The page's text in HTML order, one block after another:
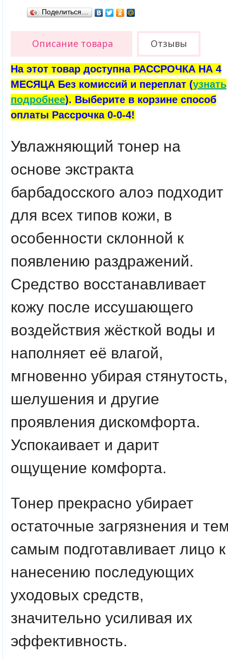
Поделиться…
Описание товара Отзывы
На этот товар доступна РАССРОЧКА НА 4
МЕСЯЦА Без комиссий и переплат (узнать
подробнее). Выберите в корзине способ
оплаты Рассрочка 0-0-4!
Увлажняющий тонер на
основе экстракта
барбадосского алоэ подходит
для всех типов кожи, в
особенности склонной к
появлению раздражений.
Средство восстанавливает
кожу после иссушающего
воздействия жёсткой воды и
наполняет её влагой,
мгновенно убирая стянутость,
шелушения и другие
проявления дискомфорта.
Успокаивает и дарит
ощущение комфорта.
Тонер прекрасно убирает
остаточные загрязнения и
самым подготавливает лицо к
нанесению последующих
уходовых средств,
значительно усиливая их
эффективность.